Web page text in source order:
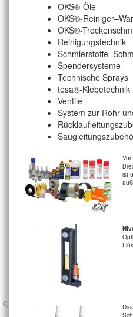
OKS®-Öle
OKS®-
OKS®-
Reinigungstechnik
Spendersysteme
Technische Sprays
tesa®-Klebetechnik
Ventile
System zur Rohr-
ist